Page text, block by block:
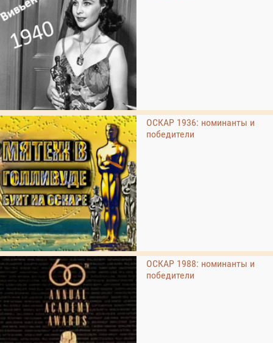
ОСКАР 1936: номинанты и
победители
ОСКАР 1988: номинанты и
победители